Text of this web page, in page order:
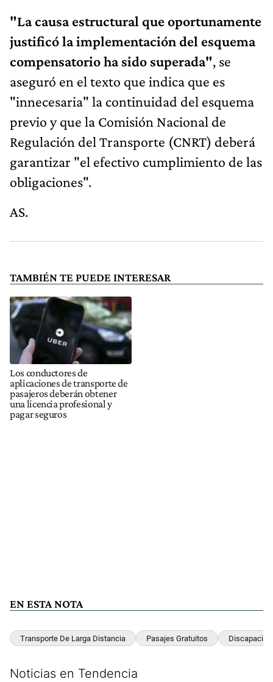
"La causa estructural que oportunamente
justificó la implementación del esquema
compensatorio ha sido superada", se
aseguró en el texto que indica que es
"innecesaria" la continuidad del esquema
previo y que la Comisión Nacional de
Regulación del Transporte (CNRT) deberá
garantizar "el efectivo cumplimiento de las
obligaciones".
AS.
TAMBIÉN TE PUEDE INTERESAR
Los conductores de
aplicaciones de transporte de
pasajeros deberán obtener
una licencia profesional y
pagar seguros
EN ESTA NOTA
Transporte De Larga Distancia Pasajes Gratuitos
Noticias en Tendencia